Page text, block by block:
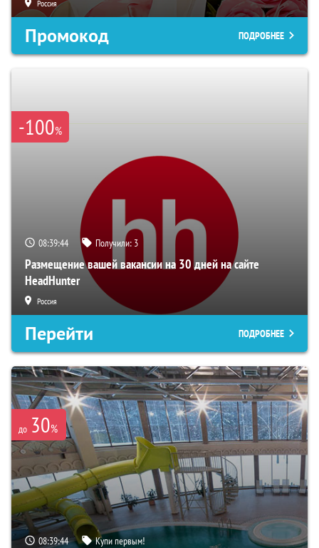
Россия
Промокод ПОДРОБНЕЕ
-100%
08:39:43 Получили: 3
Размещение вашей вакансии на 30 дней на сайте
HeadHunter
Россия
Перейти ПОДРОБНЕЕ
до 30%
08:39:43 Купи первым!